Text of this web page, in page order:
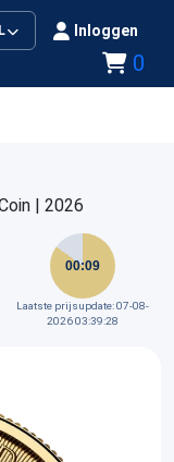
Inloggen
0
| 2026
00:09
Laatste prijsupdate: 07-08-
2026 03:39:28